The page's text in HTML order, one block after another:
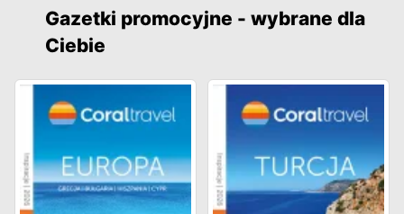
Gazetki promocyjne - wybrane dla
Ciebie